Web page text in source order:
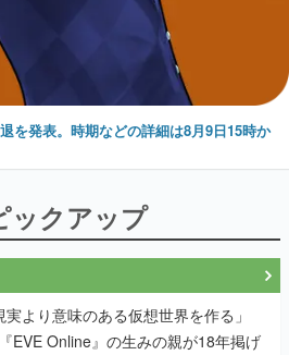
を発表。時期などの詳細は8月9日15時か
ックアップ
実より意味のある仮想世界を作る」
EVE Online』の生みの親が18年掲げ